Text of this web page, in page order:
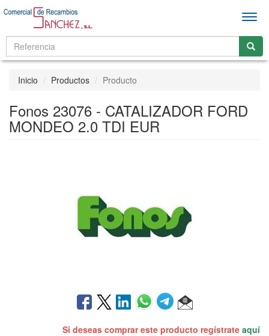
Inicio Productos Producto
Fonos 23076 - CATALIZADOR FORD
MONDEO 2.0 TDI EUR
Si deseas comprar este producto regístrate aquí